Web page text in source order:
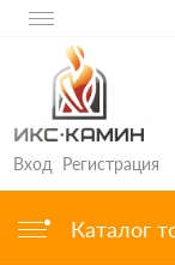
Вход Регистрация
Каталог